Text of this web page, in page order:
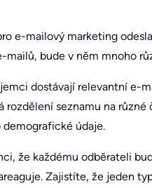
e-mailový marketing
mailů, bude v něm mnoho
dostávají relevantní e-
rozdělení seznamu na
údaje.
že každému odběrateli
Zajistíte, že jeden